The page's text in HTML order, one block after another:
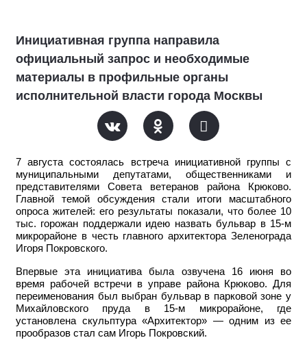
Инициативная группа направила
официальный запрос и необходимые
материалы в профильные органы
исполнительной власти города Москвы
7 августа состоялась встреча инициативной группы с
муниципальными депутатами, общественниками и
представителями Совета ветеранов района Крюково.
Главной темой обсуждения стали итоги масштабного
опроса жителей: его результаты показали, что более 10
тыс. горожан поддержали идею назвать бульвар в 15-м
микрорайоне в честь главного архитектора Зеленограда
Игоря Покровского.
Впервые эта инициатива была озвучена 16 июня во
время рабочей встречи в управе района Крюково. Для
переименования был выбран бульвар в парковой зоне у
Михайловского пруда в 15-м микрорайоне, где
установлена скульптура «Архитектор» — одним из ее
прообразов стал сам Игорь Покровский.